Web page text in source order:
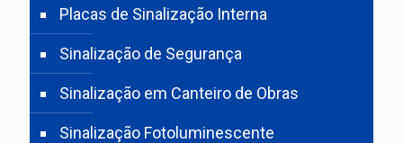
Placas de Sinalização Interna
Sinalização de Segurança
Sinalização em Canteiro de Obras
Sinalização Fotoluminescente